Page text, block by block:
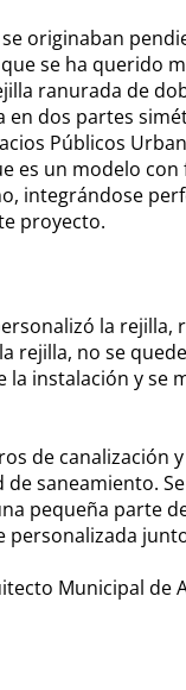
originaban
se ha querido
ranurada de
en dos partes
Públicos
es un modelo con
integrándose
proyecto.
la
rejilla, no se
instalación y se
de canalización
saneamiento.
pequeña parte
Municipal de